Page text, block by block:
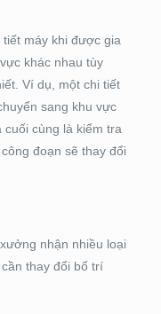
tiết máy khi được gia
khác nhau tùy
Ví dụ, một chi tiết
sang khu vực
cuối cùng là kiểm tra
đoạn sẽ thay đổi
nhận nhiều loại
thay đổi bố trí